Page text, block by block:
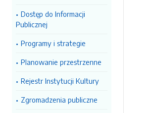
Dostęp do Informacji
Publicznej
Programy i strategie
Planowanie przestrzenne
Rejestr Instytucji Kultury
Zgromadzenia publiczne